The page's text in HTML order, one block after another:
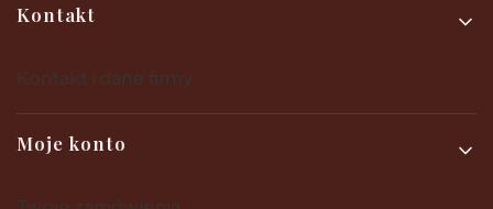
Kontakt
Moje konto